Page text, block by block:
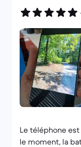
Le téléphone
le moment, la